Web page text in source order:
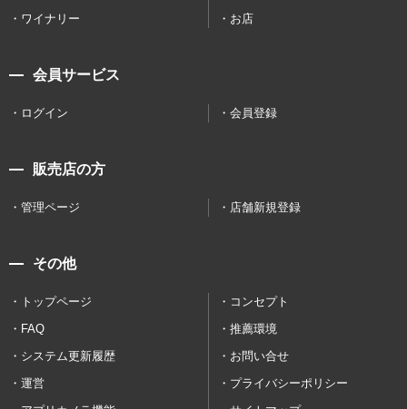
ワイナリー お店
会員サービス
ログイン 会員登録
販売店の方
管理ページ 店舗新規登録
その他
トップページ
コンセプト
FAQ
推薦環境
システム更新履歴
お問い合せ
運営
プライバシーポリシー